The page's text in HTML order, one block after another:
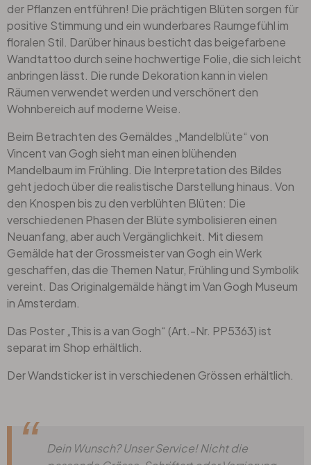
der Pflanzen entführen! Die prächtigen Blüten sorgen für
positive Stimmung und ein wunderbares Raumgefühl im
floralen Stil. Darüber hinaus besticht das beigefarbene
Wandtattoo durch seine hochwertige Folie, die sich leicht
anbringen lässt. Die runde Dekoration kann in vielen
Räumen verwendet werden und verschönert den
Wohnbereich auf moderne Weise.
Beim Betrachten des Gemäldes „Mandelblüte“ von
Vincent van Gogh sieht man einen blühenden
Mandelbaum im Frühling. Die Interpretation des Bildes
geht jedoch über die realistische Darstellung hinaus. Von
den Knospen bis zu den verblühten Blüten: Die
verschiedenen Phasen der Blüte symbolisieren einen
Neuanfang, aber auch Vergänglichkeit. Mit diesem
Gemälde hat der Grossmeister van Gogh ein Werk
geschaffen, das die Themen Natur, Frühling und Symbolik
vereint. Das Originalgemälde hängt im Van Gogh Museum
in Amsterdam.
Das Poster „This is a van Gogh“ (Art.-Nr. PP5363) ist
separat im Shop erhältlich.
Der Wandsticker ist in verschiedenen Grössen erhältlich.
Dein Wunsch? Unser Service! Nicht die